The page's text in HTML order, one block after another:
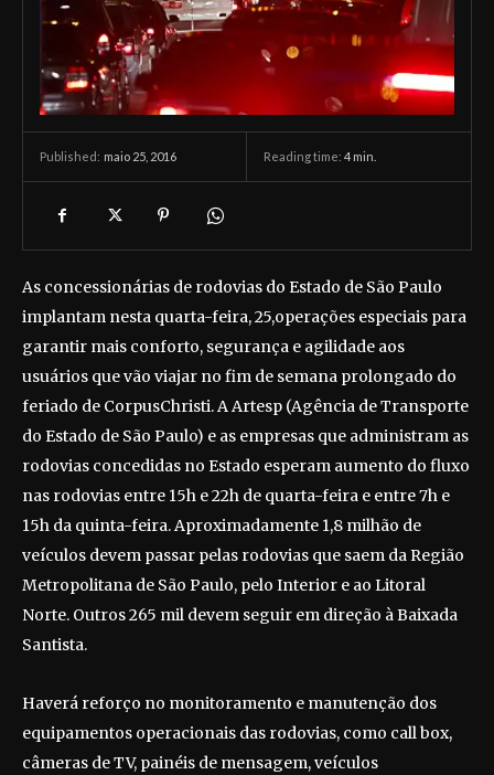
Published: maio 25, 2016 Reading time: 4 min.
As concessionárias de rodovias do Estado de São Paulo
implantam nesta quarta-feira, 25,operações especiais para
garantir mais conforto, segurança e agilidade aos
usuários que vão viajar no fim de semana prolongado do
feriado de CorpusChristi. A Artesp (Agência de Transporte
do Estado de São Paulo) e as empresas que administram as
rodovias concedidas no Estado esperam aumento do fluxo
nas rodovias entre 15h e 22h de quarta-feira e entre 7h e
15h da quinta-feira. Aproximadamente 1,8 milhão de
veículos devem passar pelas rodovias que saem da Região
Metropolitana de São Paulo, pelo Interior e ao Litoral
Norte. Outros 265 mil devem seguir em direção à Baixada
Santista.
Haverá reforço no monitoramento e manutenção dos
equipamentos operacionais das rodovias, como call box,
câmeras de TV, painéis de mensagem, veículos